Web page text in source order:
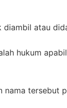
atau
hukum
tersebut